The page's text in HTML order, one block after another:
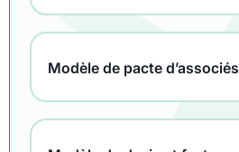
Modèle de pacte d’associés